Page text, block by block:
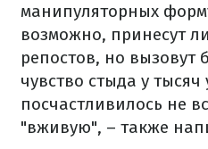
манипуляторных
возможно, принесут
репостов, но вызовут
чувство стыда у
посчастливилось не
"вживую", – также